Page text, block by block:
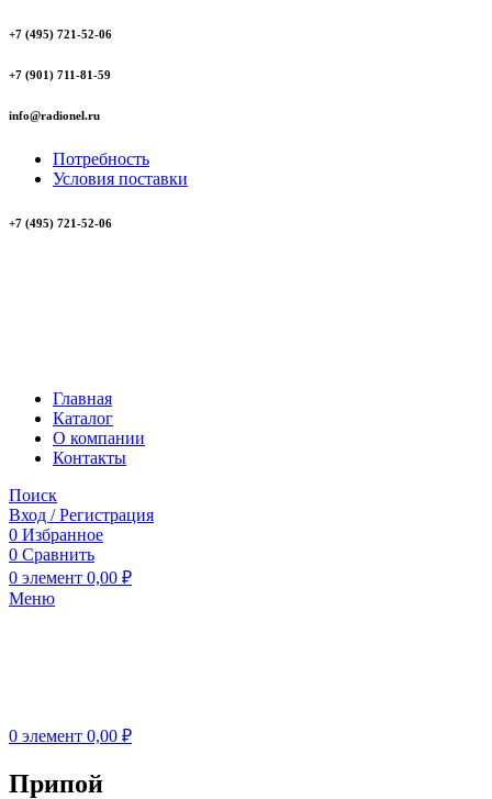
+7 (495) 721-52-06
+7 (901) 711-81-59
info@radionel.ru
Потребность
Условия поставки
+7 (495) 721-52-06
Главная
Каталог
О компании
Контакты
Поиск
Вход / Регистрация
0 Избранное
0 Сравнить
0 элемент 0,00 ₽
Меню
0 элемент 0,00 ₽
Припой